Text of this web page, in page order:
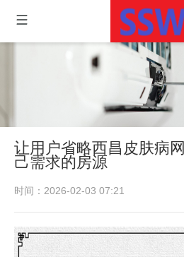
让用户省略西昌皮肤病
己需求的房源
时间：2026-02-03 07:21